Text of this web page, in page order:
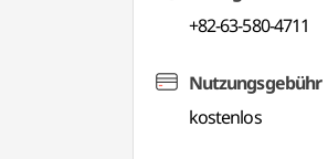
+82-63-580-4711
Nutzungsgebühr
kostenlos